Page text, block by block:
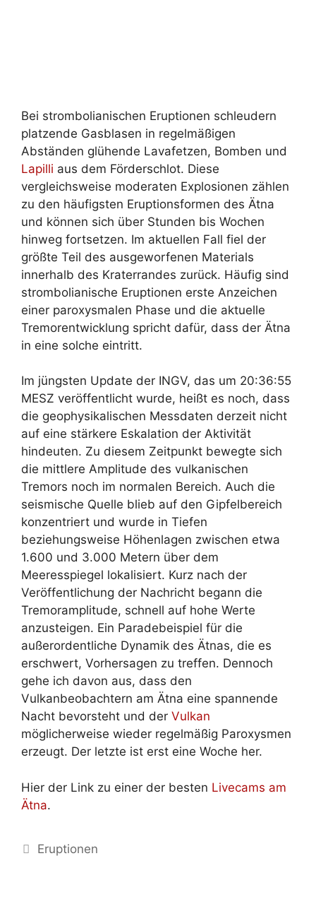
Bei strombolianischen Eruptionen schleudern
platzende Gasblasen in regelmäßigen
Abständen glühende Lavafetzen, Bomben und
Lapilli aus dem Förderschlot. Diese
vergleichsweise moderaten Explosionen zählen
zu den häufigsten Eruptionsformen des Ätna
und können sich über Stunden bis Wochen
hinweg fortsetzen. Im aktuellen Fall fiel der
größte Teil des ausgeworfenen Materials
innerhalb des Kraterrandes zurück. Häufig sind
strombolianische Eruptionen erste Anzeichen
einer paroxysmalen Phase und die aktuelle
Tremorentwicklung spricht dafür, dass der Ätna
in eine solche eintritt.
Im jüngsten Update der INGV, das um 20:36:55
MESZ veröffentlicht wurde, heißt es noch, dass
die geophysikalischen Messdaten derzeit nicht
auf eine stärkere Eskalation der Aktivität
hindeuten. Zu diesem Zeitpunkt bewegte sich
die mittlere Amplitude des vulkanischen
Tremors noch im normalen Bereich. Auch die
seismische Quelle blieb auf den Gipfelbereich
konzentriert und wurde in Tiefen
beziehungsweise Höhenlagen zwischen etwa
1.600 und 3.000 Metern über dem
Meeresspiegel lokalisiert. Kurz nach der
Veröffentlichung der Nachricht begann die
Tremoramplitude, schnell auf hohe Werte
anzusteigen. Ein Paradebeispiel für die
außerordentliche Dynamik des Ätnas, die es
erschwert, Vorhersagen zu treffen. Dennoch
gehe ich davon aus, dass den
Vulkanbeobachtern am Ätna eine spannende
Nacht bevorsteht und der Vulkan
möglicherweise wieder regelmäßig Paroxysmen
erzeugt. Der letzte ist erst eine Woche her.
Hier der Link zu einer der besten Livecams am
Ätna.
Kategorien
Eruptionen